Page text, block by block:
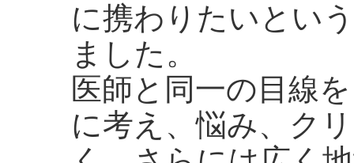
に携わりたいとい
ました。
医師と同一の目線
に考え、悩み、ク